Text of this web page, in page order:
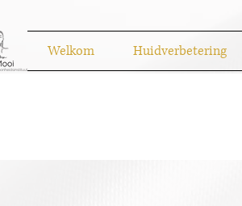
Welkom Huidverbetering